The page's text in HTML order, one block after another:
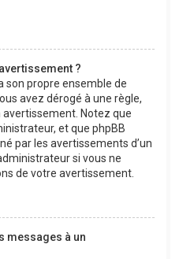
?
son propre ensemble de
avez dérogé à une règle,
Notez que
et que phpBB
par les avertissements d’un
si vous ne
de votre avertissement.
messages à un